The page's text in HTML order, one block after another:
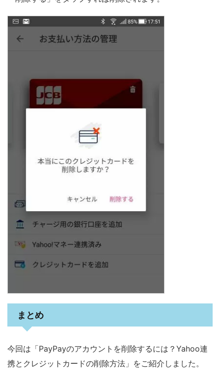
まとめ
今回は「PayPayのアカウントを削除するには？Yahoo連
携とクレジットカードの削除方法」をご紹介しました。